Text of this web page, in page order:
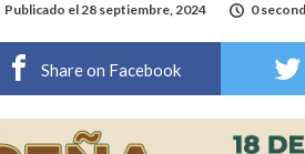
Villada: el viento provocó el
Colecta solidaria de juguetes en
Publicado el28 septiembre, 2024 0
Share on Facebook